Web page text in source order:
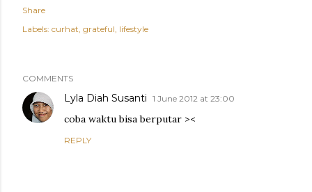
Share
Labels: curhat grateful lifestyle
COMMENTS
Lyla Diah Susanti 1 June 2012 at 23:00
coba waktu bisa berputar ><
REPLY